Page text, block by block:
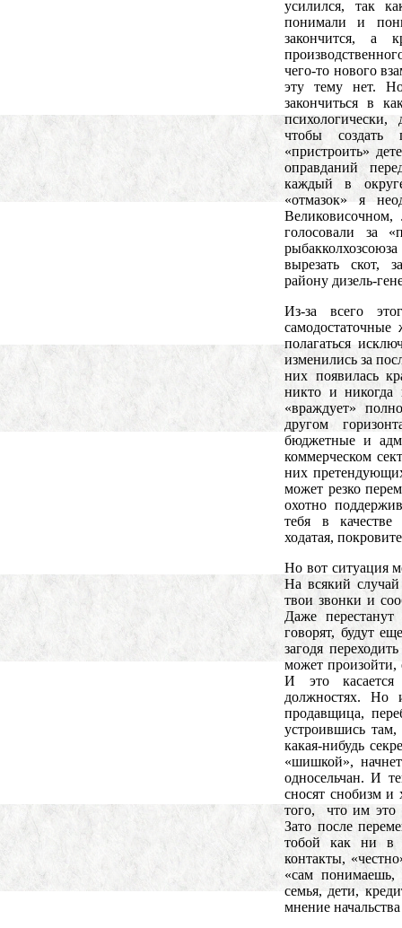
усилился, так
понимали и
закончится, а
чего-то нового
эту тему нет.
закончиться в
чтобы создать
«пристроить»
оправданий
каждый в
«отмазок» я
голосовали за
вырезать скот,
району дизель-
Из-за всего
полагаться
изменились за
них появилась
никто и
«враждует»
другом
бюджетные и
коммерческом
них
может резко
охотно
тебя в качестве
ходатая,
Но вот ситуация
На всякий случай
твои звонки и
Даже
говорят, будут
загодя
может произойти,
И это
должностях. Но
продавщица,
устроившись
какая-нибудь
«шишкой»,
односельчан. И
сносят снобизм и
того, что им это
Зато после
тобой как ни в
контакты,
«сам понимаешь,
семья, дети,
мнение